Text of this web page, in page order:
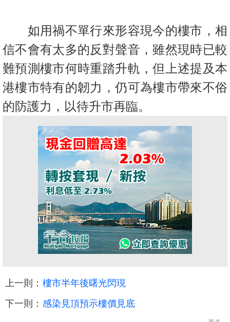
如用禍不單行來形容現今的樓市，相
信不會有太多的反對聲音，雖然現時已較
難預測樓市何時重踏升軌，但上述提及本
港樓市特有的韌力，仍可為樓市帶來不俗
的防護力，以待升市再臨。
上一則： 樓市半年後曙光閃現
下一則： 感染見頂預示樓價見底